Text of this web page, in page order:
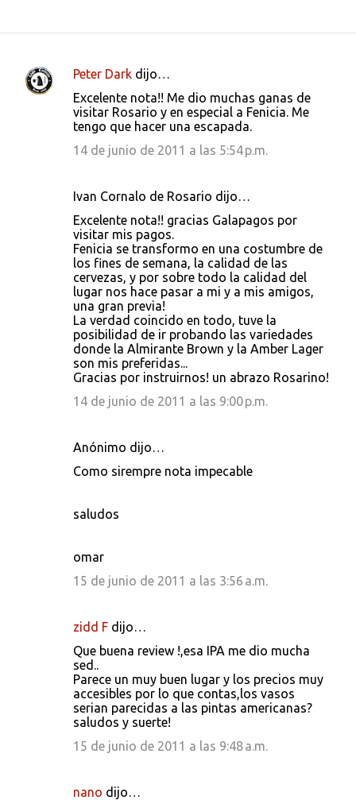
C
Peter Dark dijo…
Excelente nota!! Me dio muchas ganas de
visitar Rosario y en especial a Fenicia. Me
tengo que hacer una escapada.
14 de junio de 2011 a las 5:54 p.m.
Ivan Cornalo de Rosario dijo…
Excelente nota!! gracias Galapagos por
visitar mis pagos.
Fenicia se transformo en una costumbre de
los fines de semana, la calidad de las
cervezas, y por sobre todo la calidad del
lugar nos hace pasar a mi y a mis amigos,
una gran previa!
La verdad coincido en todo, tuve la
posibilidad de ir probando las variedades
donde la Almirante Brown y la Amber Lager
son mis preferidas...
Gracias por instruirnos! un abrazo Rosarino!
14 de junio de 2011 a las 9:00 p.m.
Anónimo dijo…
Como sirempre nota impecable
saludos
omar
15 de junio de 2011 a las 3:56 a.m.
zidd F dijo…
Que buena review !,esa IPA me dio mucha
sed..
Parece un muy buen lugar y los precios muy
accesibles por lo que contas,los vasos
serian parecidas a las pintas americanas?
saludos y suerte!
15 de junio de 2011 a las 9:48 a.m.
nano dijo…